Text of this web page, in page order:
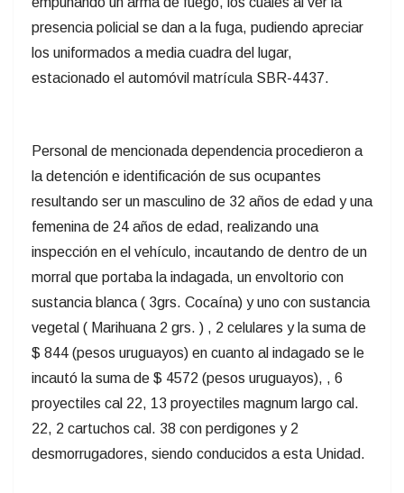
presencia policial se dan a la fuga, pudiendo apreciar
los uniformados a media cuadra del lugar,
estacionado el automóvil matrícula SBR-4437.
Personal de mencionada dependencia procedieron a
la detención e identificación de sus ocupantes
resultando ser un masculino de 32 años de edad y una
femenina de 24 años de edad, realizando una
inspección en el vehículo, incautando de dentro de un
morral que portaba la indagada, un envoltorio con
sustancia blanca ( 3grs. Cocaína) y uno con sustancia
vegetal ( Marihuana 2 grs. ) , 2 celulares y la suma de
$ 844 (pesos uruguayos) en cuanto al indagado se le
incautó la suma de $ 4572 (pesos uruguayos), , 6
proyectiles cal 22, 13 proyectiles magnum largo cal.
22, 2 cartuchos cal. 38 con perdigones y 2
desmorrugadores, siendo conducidos a esta Unidad.